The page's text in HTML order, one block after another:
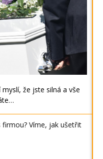
že jste silná a vše
Víme, jak ušetřit